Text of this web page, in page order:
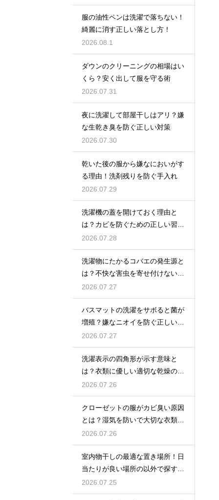
服の油性ペンは洗濯で落ちない！
綺麗に消す正しい落とし方！
2026.08.1
ダウンのクリーニングの相場はい
くら？安く出して服を守る術
2026.07.31
夜に洗濯して部屋干しはアリ？嫌
な生乾き臭を防ぐ正しい対策
2026.07.30
乾いた後の服から嫌なにおいがす
る理由！洗剤残りを防ぐ手入れ
2026.07.29
洗濯機の蓋を開けておく理由と
は？カビを防ぐための正しい習慣
とコツ
2026.07.28
洗濯物にたかるコバエの発生源と
は？不快な害虫を寄せ付けないた
めの対策
2026.07.27
バスマットの洗濯をサボると菌が
増殖？嫌なニオイを防ぐ正しいケ
ア方法
2026.07.27
洗濯表示の四角形が示す意味と
は？衣類に優しい適切な乾燥の方
法を解説
2026.07.26
クローゼットの服がカビ臭い原因
とは？湿気を防いで大切な衣類を
守る収納術
2026.07.26
室内物干しの最適な置き場所！日
当たりが良い場所の以外で探すポ
イント
2026.07.25